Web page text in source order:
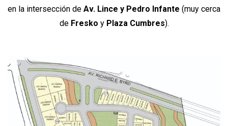
en la intersección de Av. Lince y Pedro Infante (muy cerca
de Fresko y Plaza Cumbres).